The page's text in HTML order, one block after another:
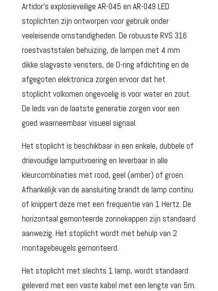
Artidor’s explosieveilige AR-045 en AR-049 LED
stoplichten zijn ontworpen voor gebruik onder
veeleisende omstandigheden. De robuuste RVS 316
roestvaststalen behuizing, de lampen met 4 mm
dikke slagvaste vensters, de O-ring afdichting en de
afgegoten elektronica zorgen ervoor dat het
stoplicht volkomen ongevoelig is voor water en zout.
De leds van de laatste generatie zorgen voor een
goed waarneembaar visueel signaal.
Het stoplicht is beschikbaar in een enkele, dubbele of
drievoudige lampuitvoering en leverbaar in alle
kleurcombinaties met rood, geel (amber) of groen.
Afhankelijk van de aansluiting brandt de lamp continu
of knippert deze met een frequentie van 1 Hertz. De
horizontaal gemonteerde zonnekappen zijn standaard
aanwezig. Het stoplicht wordt met behulp van 2
montagebeugels gemonteerd.
Het stoplicht met slechts 1 lamp, wordt standaard
geleverd met een vaste kabel met een lengte van 5m.